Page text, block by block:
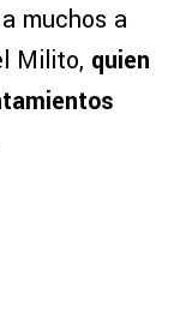
muchos a
Milito, quien